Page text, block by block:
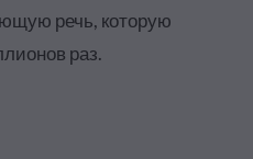
речь, которую
раз.